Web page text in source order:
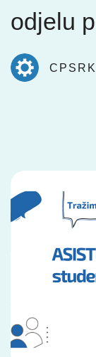
odjelu
CPSRK